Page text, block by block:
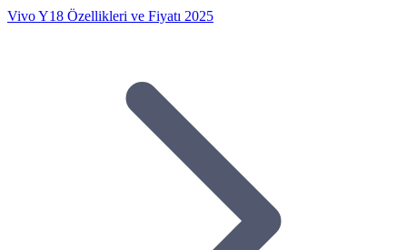
Vivo Y18 Özellikleri ve Fiyatı 2025